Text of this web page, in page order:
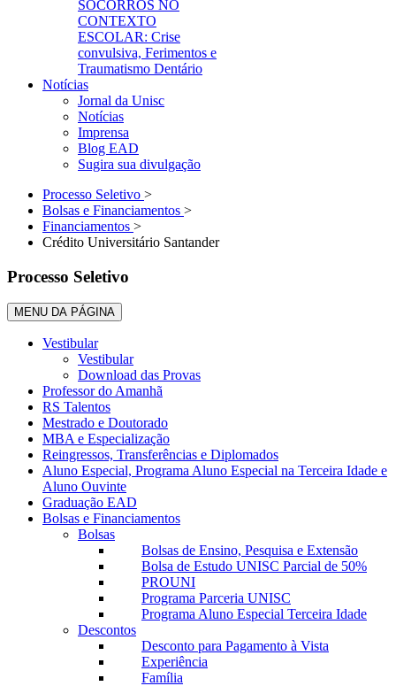
SOCORROS NO
CONTEXTO
ESCOLAR: Crise
convulsiva, Ferimentos e
Traumatismo Dentário
Notícias
Jornal da Unisc
Notícias
Imprensa
Blog EAD
Sugira sua divulgação
Processo Seletivo >
Bolsas e Financiamentos >
Financiamentos >
Crédito Universitário Santander
Processo Seletivo
MENU DA PÁGINA
Vestibular
Vestibular
Download das Provas
Professor do Amanhã
RS Talentos
Mestrado e Doutorado
MBA e Especialização
Reingressos, Transferências e Diplomados
Aluno Especial, Programa Aluno Especial na Terceira Idade e
Aluno Ouvinte
Graduação EAD
Bolsas e Financiamentos
Bolsas
Bolsas de Ensino, Pesquisa e Extensão
Bolsa de Estudo UNISC Parcial de 50%
PROUNI
Programa Parceria UNISC
Programa Aluno Especial Terceira Idade
Descontos
Desconto para Pagamento à Vista
Experiência
Família